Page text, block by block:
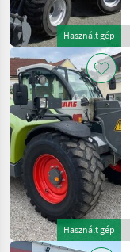
Használt gép
Használt gép